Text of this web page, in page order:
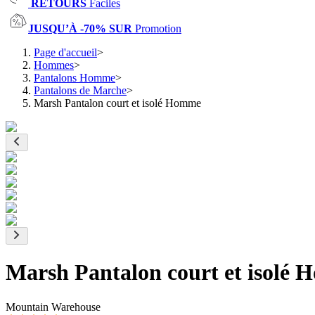
RETOURS Faciles
JUSQU’À -70% SUR Promotion
Page d'accueil>
Hommes>
Pantalons Homme>
Pantalons de Marche>
Marsh Pantalon court et isolé Homme
Marsh Pantalon court et isolé
Mountain Warehouse